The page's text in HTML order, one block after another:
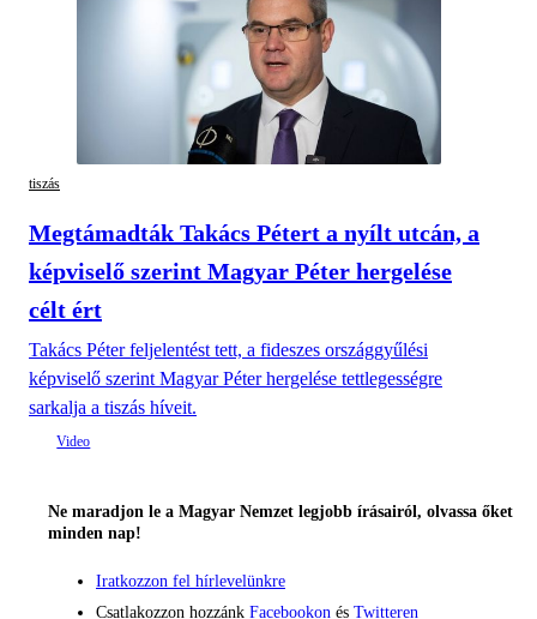
tiszás
Megtámadták Takács Pétert a nyílt utcán, a
képviselő szerint Magyar Péter hergelése
célt ért
Takács Péter feljelentést tett, a fideszes országgyűlési
képviselő szerint Magyar Péter hergelése tettlegességre
sarkalja a tiszás híveit.
Ne maradjon le a Magyar Nemzet legjobb írásairól, olvassa őket
minden nap!
Iratkozzon fel hírlevelünkre
Csatlakozzon hozzánk Facebookon és Twitteren